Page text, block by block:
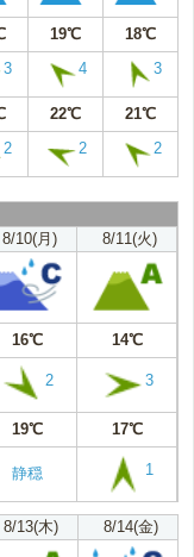
19℃ 18℃
3 4 3
22℃ 21℃
2 2 2
8/10(月) 8/11(火)
16℃ 14℃
2 3
19℃ 17℃
静穏 1
8/13(木) 8/14(金)